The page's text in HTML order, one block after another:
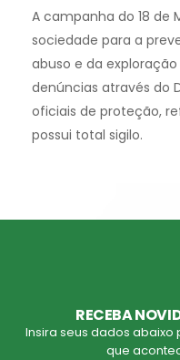
A campanha do 18 de
sociedade para a
abuso e da
denúncias através do
oficiais de proteção,
possui total sigilo.
RECEBA
Insira seus dados
que